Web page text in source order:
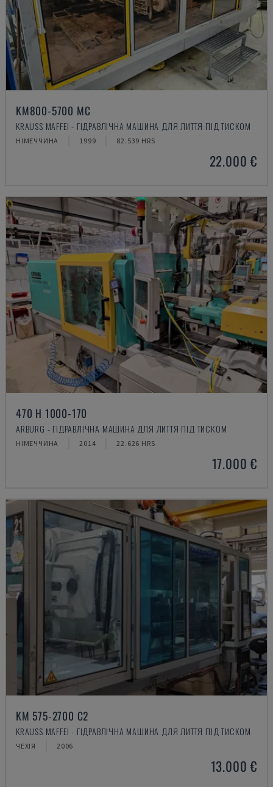
KM800-5700 MC
KRAUSS MAFFEI - ГІДРАВЛІЧНА МАШИНА ДЛЯ ЛИТТЯ ПІД ТИСКОМ
НІМЕЧЧИНА 1999 82.539 HRS
22.000 €
470 H 1000-170
ARBURG - ГІДРАВЛІЧНА МАШИНА ДЛЯ ЛИТТЯ ПІД ТИСКОМ
НІМЕЧЧИНА 2014 22.626 HRS
17.000 €
KM 575-2700 C2
KRAUSS MAFFEI - ГІДРАВЛІЧНА МАШИНА ДЛЯ ЛИТТЯ ПІД ТИСКОМ
ЧЕХІЯ 2006
13.000 €